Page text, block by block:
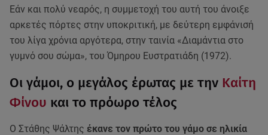
Εάν και πολύ νεαρός, η συμμετοχή του αυτή του άνοιξε
αρκετές πόρτες στην υποκριτική, με δεύτερη εμφάνισή
του λίγα χρόνια αργότερα, στην ταινία «Διαμάντια στο
γυμνό σου σώμα», του Όμηρου Ευστρατιάδη (1972).
Οι γάμοι, ο μεγάλος έρωτας με την Καίτη
Φίνου και το πρόωρο τέλος
Ο Στάθης Ψάλτης έκανε τον πρώτο του γάμο σε ηλικία